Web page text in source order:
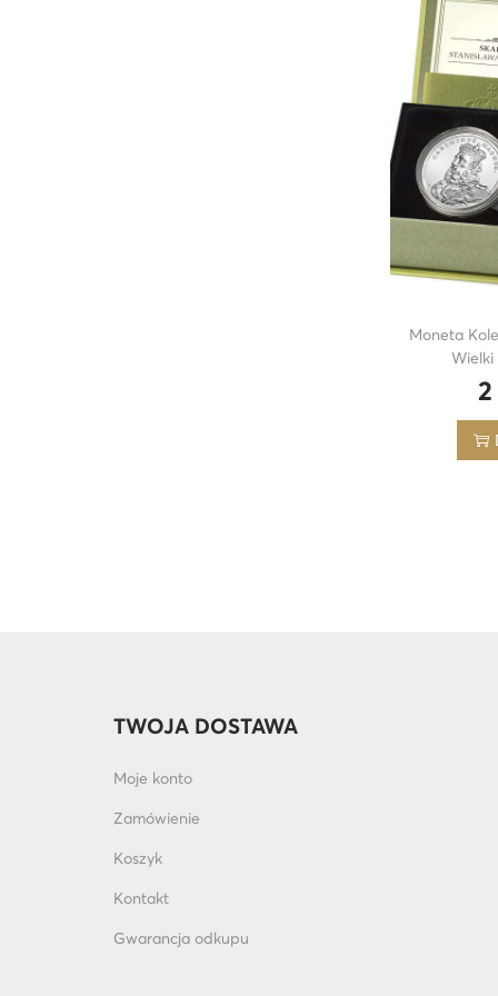
Moneta
Wielki
TWOJA DOSTAWA
Moje konto
Zamówienie
Koszyk
Kontakt
Gwarancja odkupu